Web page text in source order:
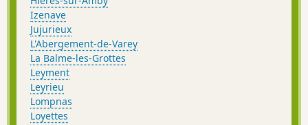
Izenave
Jujurieux
L'Abergement-de-Varey
La Balme-les-Grottes
Leyment
Leyrieu
Lompnas
Loyettes